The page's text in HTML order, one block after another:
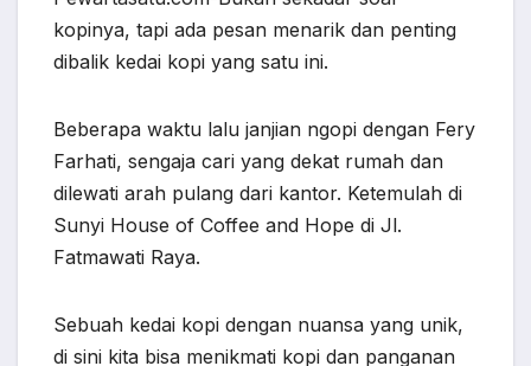
kopinya, tapi ada pesan menarik dan penting
dibalik kedai kopi yang satu ini.
Beberapa waktu lalu janjian ngopi dengan Fery
Farhati, sengaja cari yang dekat rumah dan
dilewati arah pulang dari kantor. Ketemulah di
Sunyi House of Coffee and Hope di Jl.
Fatmawati Raya.
Sebuah kedai kopi dengan nuansa yang unik,
di sini kita bisa menikmati kopi dan panganan